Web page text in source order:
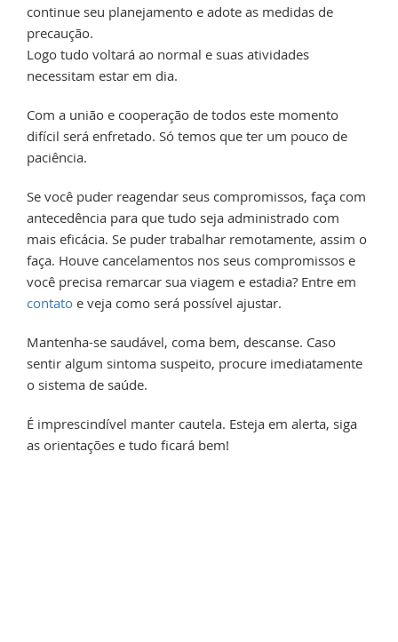
continue seu planejamento e adote as medidas de
precaução.
Logo tudo voltará ao normal e suas atividades
necessitam estar em dia.
Com a união e cooperação de todos este momento
difícil será enfretado. Só temos que ter um pouco de
paciência.
Se você puder reagendar seus compromissos, faça com
antecedência para que tudo seja administrado com
mais eficácia. Se puder trabalhar remotamente, assim o
faça. Houve cancelamentos nos seus compromissos e
você precisa remarcar sua viagem e estadia? Entre em
contato e veja como será possível ajustar.
Mantenha-se saudável, coma bem, descanse. Caso
sentir algum sintoma suspeito, procure imediatamente
o sistema de saúde.
É imprescindível manter cautela. Esteja em alerta, siga
as orientações e tudo ficará bem!